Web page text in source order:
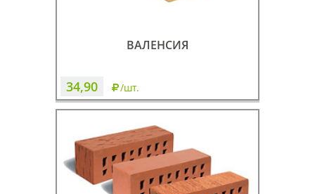
ВАЛЕНСИЯ
34,90 /шт.